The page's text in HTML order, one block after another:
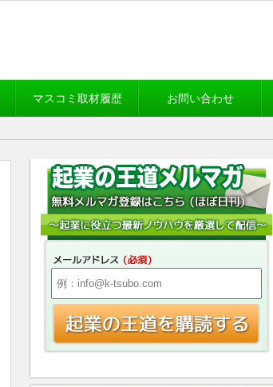
マスコミ取材履歴 お問い合わせ